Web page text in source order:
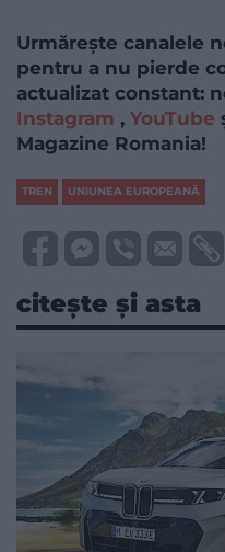
Urmărește canalele
pentru a nu pierde
actualizat constant:
Instagram , YouTube
Magazine Romania!
TREN UNIUNEA EUROPEANĂ
citește și asta